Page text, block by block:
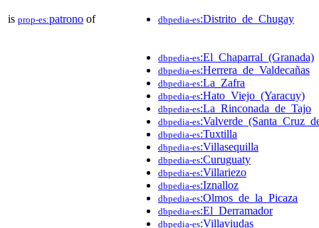
is prop-es:patrono of dbpedia-es:Distrito_de_Chugay
dbpedia-es:El_Chaparral_(Granada)
dbpedia-es:Herrera_de_Valdecañas
dbpedia-es:La_Zafra
dbpedia-es:Hato_Viejo_(Yaracuy)
dbpedia-es:La_Rinconada_de_Tajo
dbpedia-es
dbpedia-es:Tuxtilla
dbpedia-es:Villasequilla
dbpedia-es:Curuguaty
dbpedia-es:Villariezo
dbpedia-es:Iznalloz
dbpedia-es:Olmos_de_la_Picaza
dbpedia-es:El_Derramador
dbpedia-es:Villaviudas